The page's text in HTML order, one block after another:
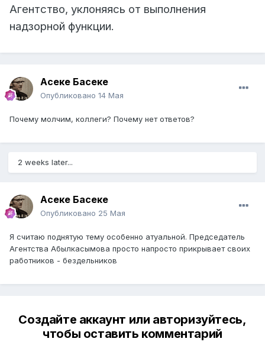
Агентство, уклоняясь от выполнения
надзорной функции.
Асеке Басеке
Опубликовано 14 Мая
Почему молчим, коллеги? Почему нет ответов?
2 weeks later...
Асеке Басеке
Опубликовано 25 Мая
Я считаю поднятую тему особенно атуальной. Председатель
Агентства Абылкасымова просто напросто прикрывает своих
работников - бездельников
Создайте аккаунт или авторизуйтесь,
чтобы оставить комментарий